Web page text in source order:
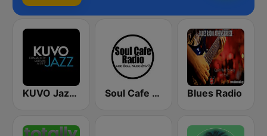
KUVO Jazz 89.3 FM Soul Cafe Radio Blues Radio